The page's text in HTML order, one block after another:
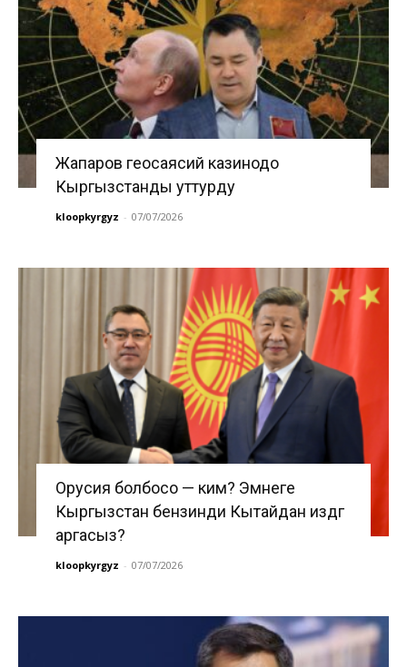
Жапаров геосаясий казинодо
Кыргызстанды уттурду
kloopkyrgyz - 07/07/2026
Орусия болбосо — ким? Эмнеге
Кыргызстан бензинди Кытайдан издөөгө
аргасыз?
kloopkyrgyz - 07/07/2026